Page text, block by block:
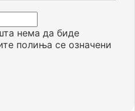
нема да биде
полиња се означени